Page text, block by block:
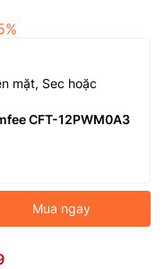
mặt, Sec hoặc
CFT-12PWM0A3
Mua ngay